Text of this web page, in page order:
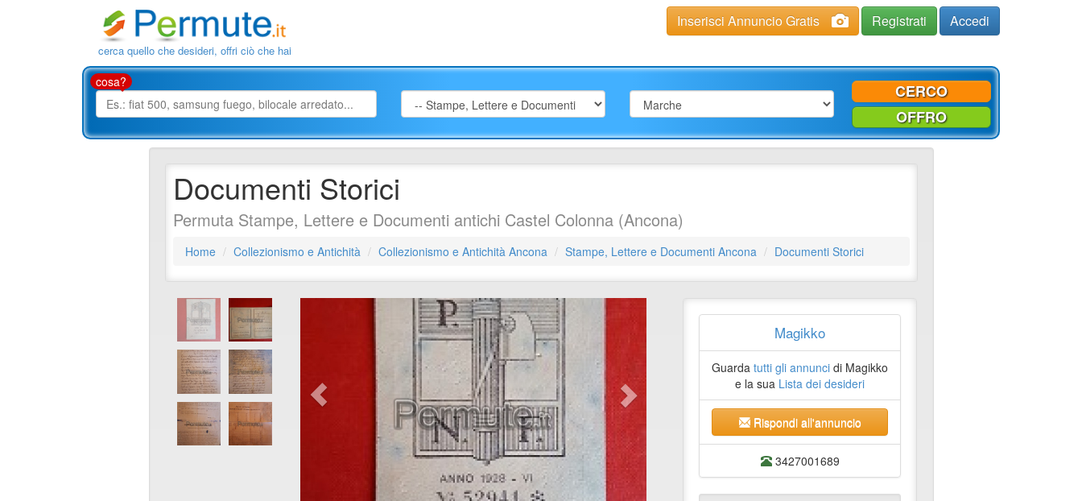
cerca quello che desideri, offri ciò che hai
Inserisci Annuncio Gratis Registrati Accedi
cosa?
CERCO
OFFRO
Documenti Storici
Permuta Stampe, Lettere e Documenti antichi Castel Colonna (Ancona)
Home Collezionismo e Antichità Collezionismo e Antichità Ancona Stampe, Lettere e Documenti Ancona Documenti Storici
Magikko
Guardatutti gli annunci di Magikko
e la sua Lista dei desideri
Rispondi all'annuncio
3427001689